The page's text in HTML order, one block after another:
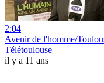
2:04
Avenir de l'homme/
Télétoulouse
il y a 11 ans